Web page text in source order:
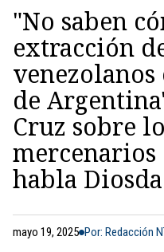
"No saben
extracción
venezolanos
de
Cruz sobre
mercenarios
habla
mayo 19, 2025 Por: Redacción